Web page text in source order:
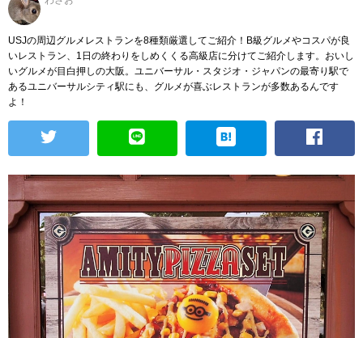
USJの周辺グルメレストランを8種類厳選してご紹介！B級グルメやコスパが良
いレストラン、1日の終わりをしめくくる高級店に分けてご紹介します。おいし
いグルメが目白押しの大阪。ユニバーサル・スタジオ・ジャパンの最寄り駅で
あるユニバーサルシティ駅にも、グルメが喜ぶレストランが多数あるんです
よ！